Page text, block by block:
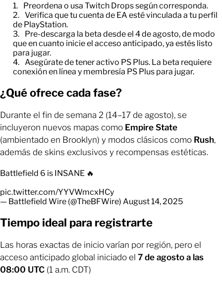
Preordena o usa Twitch Drops según corresponda.
Verifica que tu cuenta de EA esté vinculada a tu perfil
de PlayStation.
Pre-descarga la beta desde el 4 de agosto, de modo
que en cuanto inicie el acceso anticipado, ya estés listo
para jugar.
Asegúrate de tener activo PS Plus. La beta requiere
conexión en línea y membresía PS Plus para jugar.
¿Qué ofrece cada fase?
Durante el fin de semana 2 (14–17 de agosto), se
incluyeron nuevos mapas como Empire State
(ambientado en Brooklyn) y modos clásicos como Rush,
además de skins exclusivos y recompensas estéticas.
Battlefield 6 is INSANE 🔥
pic.twitter.com/YYVWmcxHCy
— Battlefield Wire (@TheBFWire) August 14, 2025
Tiempo ideal para registrarte
Las horas exactas de inicio varían por región, pero el
acceso anticipado global iniciado el 7 de agosto a las
08:00 UTC (1 a.m. CDT)